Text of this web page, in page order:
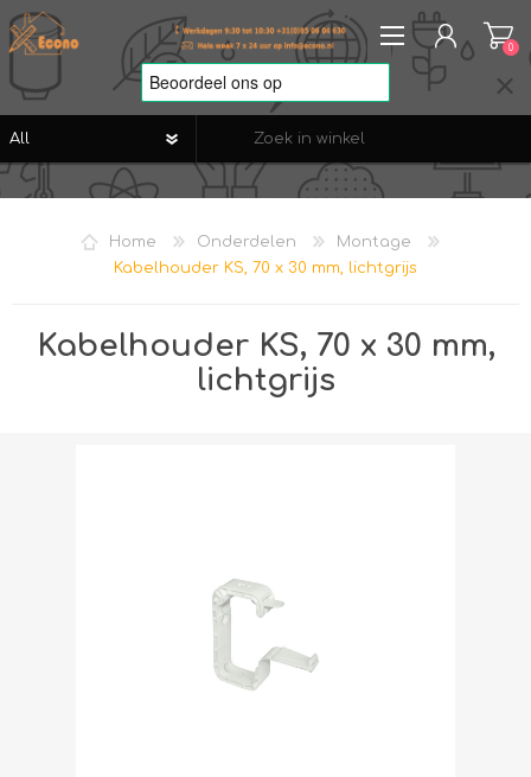
REGISTREREN
VERLANGLIJST
0
Home Onderdelen
Montage
Kabelhouder KS, 70 x 30 mm, lichtgrijs
Kabelhouder KS, 70 x 30 mm,
lichtgrijs